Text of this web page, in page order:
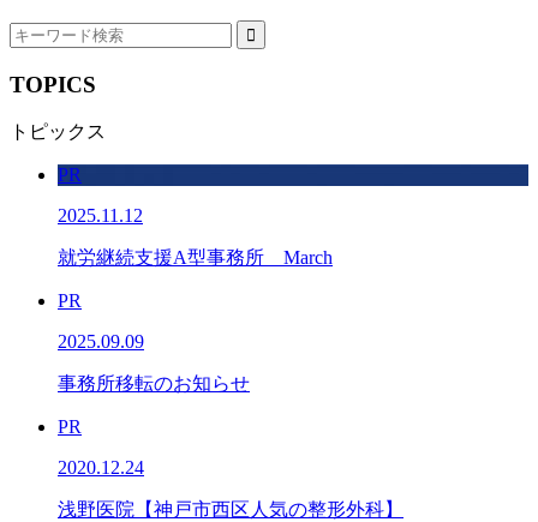
TOPICS
トピックス
PR
2025.11.12
就労継続支援A型事務所 March
PR
2025.09.09
事務所移転のお知らせ
PR
2020.12.24
浅野医院【神戸市西区人気の整形外科】